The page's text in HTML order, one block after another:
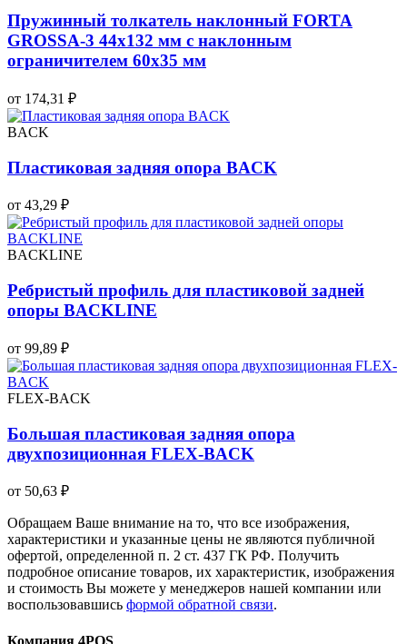
Пружинный толкатель наклонный FORTA
GROSSA-3 44х132 мм с наклонным
ограничителем 60х35 мм
от 174,31 ₽
BACK
Пластиковая задняя опора BACK
от 43,29 ₽
BACKLINE
Ребристый профиль для пластиковой задней
опоры BACKLINE
от 99,89 ₽
FLEX-BACK
Большая пластиковая задняя опора
двухпозиционная FLEX-BACK
от 50,63 ₽
Обращаем Ваше внимание на то, что все изображения,
характеристики и указанные цены не являются публичной
офертой, определенной п. 2 ст. 437 ГК РФ. Получить
подробное описание товаров, их характеристик, изображения
и стоимость Вы можете у менеджеров нашей компании или
воспользовавшись формой обратной связи.
Компания 4POS